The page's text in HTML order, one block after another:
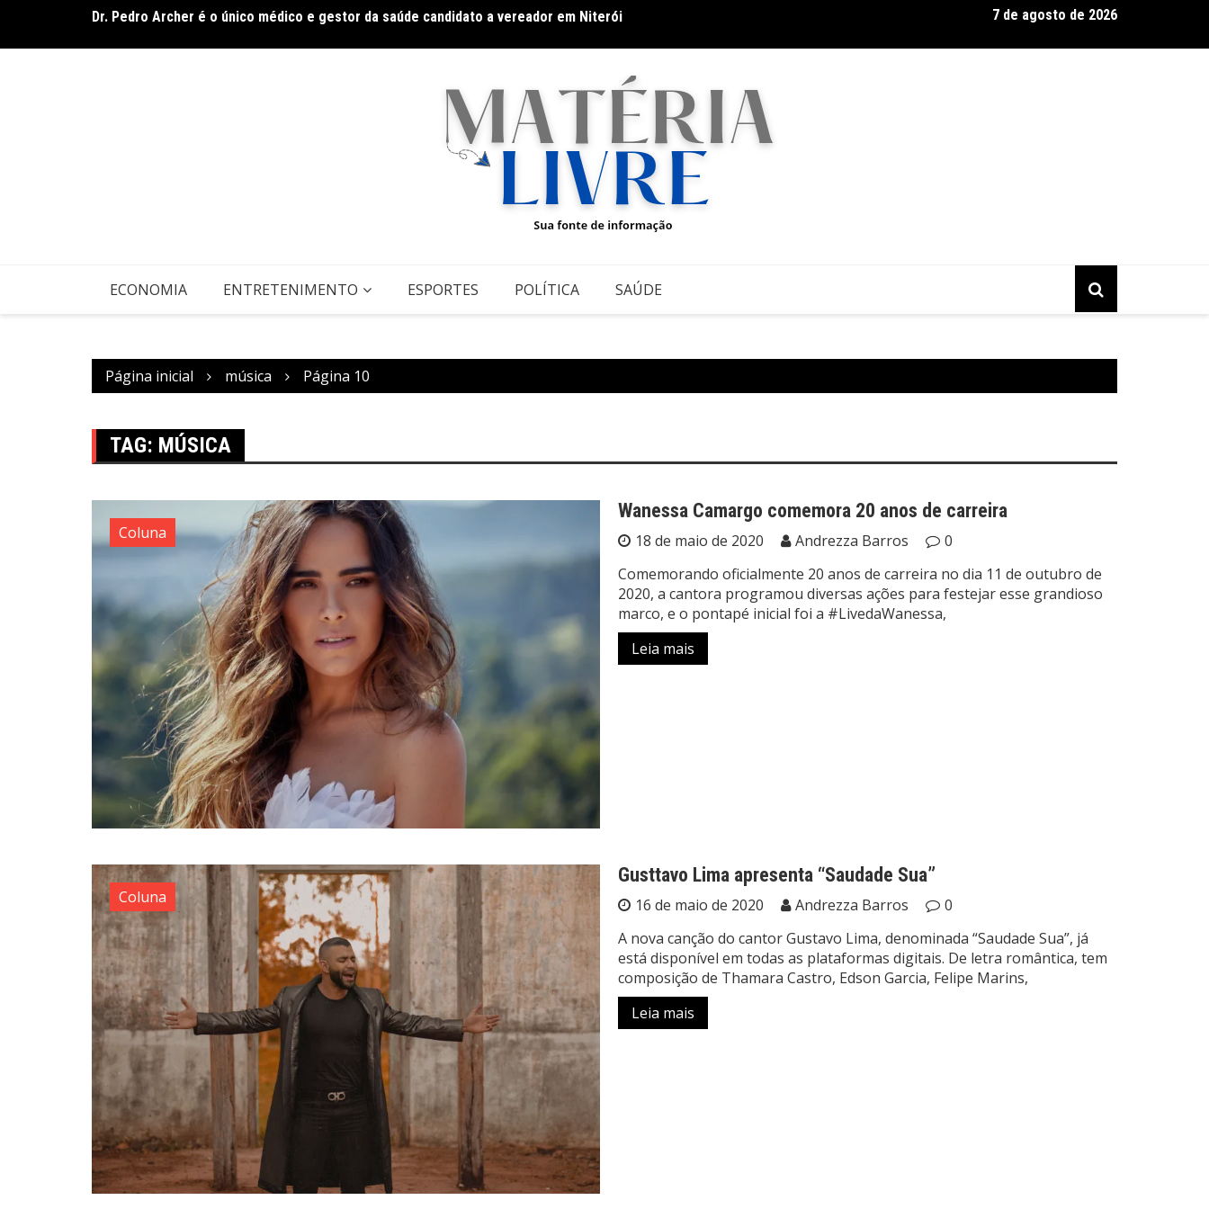
o
Dr. Pedro Archer é o único médico e gestor da saúde candidato a vereador em Niterói
As Hilárias: Suzy Brasil, Kayete e Karoline Absinto retornam a Belo
7 de agosto de 2026
ECONOMIA ENTRETENIMENTO ESPORTES POLÍTICA SAÚDE
Página inicial música Página 10
TAG: MÚSICA
Coluna
Wanessa Camargo comemora 20 anos de carreira
18 de maio de 2020 Andrezza Barros
0
Comemorando oficialmente 20 anos de carreira no dia 11 de outubro de
2020, a cantora programou diversas ações para festejar esse grandioso
marco, e o pontapé inicial foi a #LivedaWanessa,
Leia mais
Coluna
Gusttavo Lima apresenta “Saudade Sua”
16 de maio de 2020 Andrezza Barros
0
A nova canção do cantor Gustavo Lima, denominada “Saudade Sua”, já
está disponível em todas as plataformas digitais. De letra romântica, tem
composição de Thamara Castro, Edson Garcia, Felipe Marins,
Leia mais